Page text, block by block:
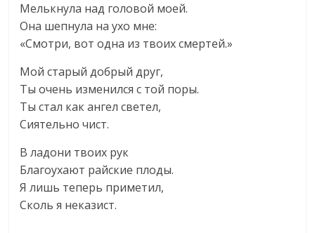
Мелькнула над головой моей.
Она шепнула на ухо мне:
«Смотри, вот одна из твоих смертей.»
Мой старый добрый друг,
Ты очень изменился с той поры.
Ты стал как ангел светел,
Сиятельно чист.
В ладони твоих рук
Благоухают райские плоды.
Я лишь теперь приметил,
Сколь я неказист.